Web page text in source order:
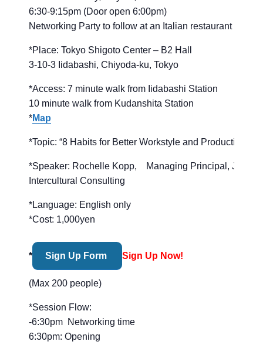
6:30-9:15pm (Door open 6:00pm)
Networking Party to follow at an Italian restaurant
*Place: Tokyo Shigoto Center – B2 Hall
3-10-3 Iidabashi, Chiyoda-ku, Tokyo
*Access: 7 minute walk from Iidabashi Station
10 minute walk from Kudanshita Station
*Map
*Topic: “8 Habits for Better Workstyle and Productivity”
*Speaker: Rochelle Kopp, Managing Principal, Japan
Intercultural Consulting
*Language: English only
*Cost: 1,000yen
* Sign Up Form Sign Up Now!
(Max 200 people)
*Session Flow:
-6:30pm Networking time
6:30pm: Opening